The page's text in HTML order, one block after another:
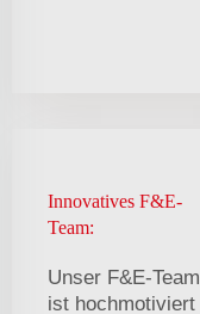
Innovatives F&E-
Team:
Unser F&E-Team
ist hochmotiviert